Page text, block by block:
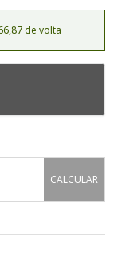
de volta
CALCULAR